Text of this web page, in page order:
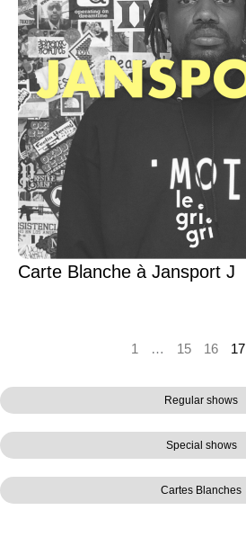
Regular shows
Special shows
Cartes Blanches
Carte Blanche à Jansport J
1 … 15 16 17